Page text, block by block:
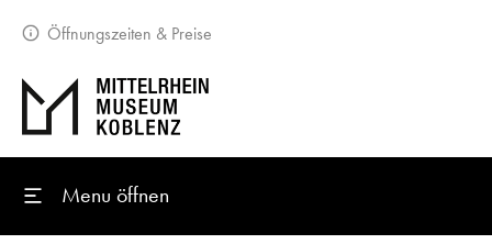
Öffnungszeiten & Preise
Menu öffnen